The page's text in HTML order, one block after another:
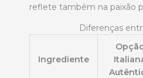
reflete também na paixão
Diferenças
Ingrediente